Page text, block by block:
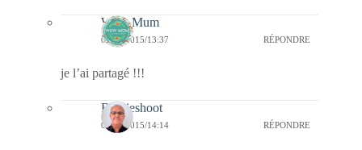
Wow Mum
01/07/2015/13:37 RÉPONDRE
je l’ai partagé !!!
Bernieshoot
01/07/2015/14:14 RÉPONDRE